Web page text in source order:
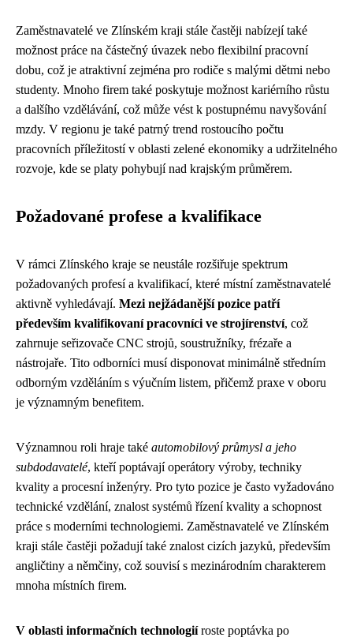
Zaměstnavatelé ve Zlínském kraji stále častěji nabízejí také
možnost práce na částečný úvazek nebo flexibilní pracovní
dobu, což je atraktivní zejména pro rodiče s malými dětmi nebo
studenty. Mnoho firem také poskytuje možnost kariérního růstu
a dalšího vzdělávání, což může vést k postupnému navyšování
mzdy. V regionu je také patrný trend rostoucího počtu
pracovních příležitostí v oblasti zelené ekonomiky a udržitelného
rozvoje, kde se platy pohybují nad krajským průměrem.
Požadované profese a kvalifikace
V rámci Zlínského kraje se neustále rozšiřuje spektrum
požadovaných profesí a kvalifikací, které místní zaměstnavatelé
aktivně vyhledávají. Mezi nejžádanější pozice patří
především kvalifikovaní pracovníci ve strojírenství, což
zahrnuje seřizovače CNC strojů, soustružníky, frézaře a
nástrojaře. Tito odborníci musí disponovat minimálně středním
odborným vzděláním s výučním listem, přičemž praxe v oboru
je významným benefitem.
Významnou roli hraje také automobilový průmysl a jeho
subdodavatelé, kteří poptávají operátory výroby, techniky
kvality a procesní inženýry. Pro tyto pozice je často vyžadováno
technické vzdělání, znalost systémů řízení kvality a schopnost
práce s moderními technologiemi. Zaměstnavatelé ve Zlínském
kraji stále častěji požadují také znalost cizích jazyků, především
angličtiny a němčiny, což souvisí s mezinárodním charakterem
mnoha místních firem.
V oblasti informačních technologiíroste poptávka po